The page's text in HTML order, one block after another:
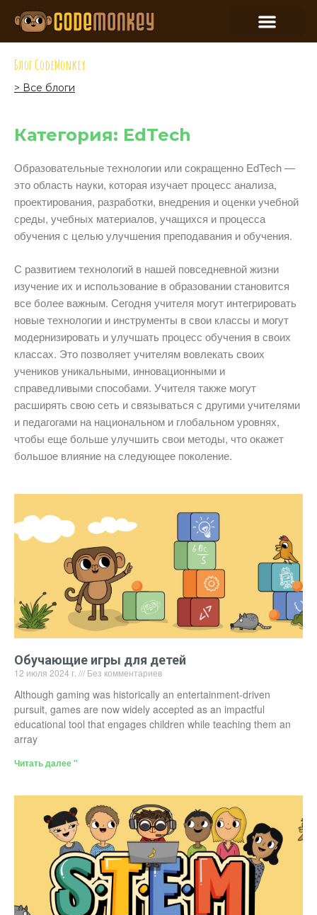
Блог CodeMonkey
> Все блоги
Категория: EdTech
Образовательные технологии или сокращенно EdTech —
это область науки, которая изучает процесс анализа,
проектирования, разработки, внедрения и оценки учебной
среды, учебных материалов, учащихся и процесса
обучения с целью улучшения преподавания и обучения.
С развитием технологий в нашей повседневной жизни
изучение их и использование в образовании становится
все более важным. Сегодня учителя могут интегрировать
новые технологии и инструменты в свои классы и могут
модернизировать и улучшать процесс обучения в своих
классах. Это позволяет учителям вовлекать своих
учеников уникальными, инновационными и
справедливыми способами. Учителя также могут
расширять свою сеть и связываться с другими учителями
и педагогами на национальном и глобальном уровнях,
чтобы еще больше улучшить свои методы, что окажет
большое влияние на следующее поколение.
Обучающие игры для детей
12 июля 2024 г. Без комментариев
Although gaming was historically an entertainment-driven
pursuit, games are now widely accepted as an impactful
educational tool that engages children while teaching them an
array
Читать далее "